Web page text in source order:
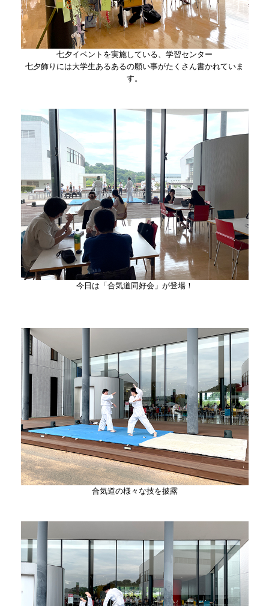
七夕イベントを実施している、学習センター
七夕飾りには大学生あるあるの願い事がたくさん書かれていま
す。
今日は「合気道同好会」が登場！
合気道の様々な技を披露